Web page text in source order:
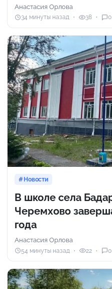
Анастасия Орлова
34 минуты назад 38 0
Новости
В школе села
Черемхово
года
Анастасия Орлова
54 минуты назад 22 0